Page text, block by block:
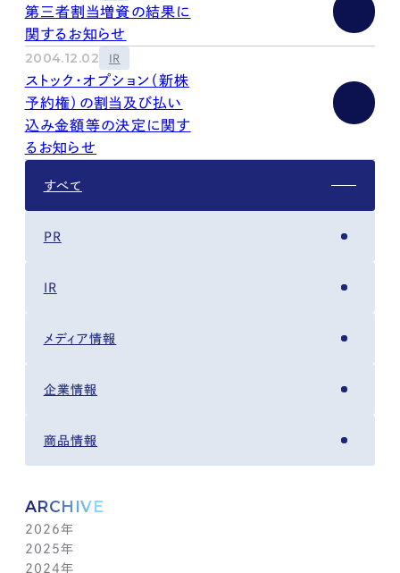
カスタマーハラスメントポリ
シー
情報セキュリティ・DX方針及び戦略サイトマップ
すべて
PR
IR
メディア情報
企業情報
商品情報
ARCHIVE
2026年
8月(1)
7月(14)
2025年
12月(6)
2024年
第三者割当増資の結果に
関するお知らせ
2004.12.02 IR
ストック・オプション（新株
予約権）の割当及び払い
込み金額等の決定に関す
るお知らせ